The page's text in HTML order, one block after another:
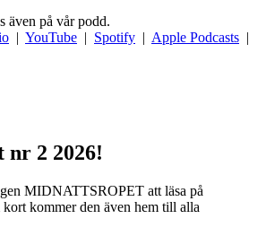
även på vår podd.
| YouTube | Spotify | Apple Podcasts |
2 2026!
MIDNATTSROPET att läsa på
kort kommer den även hem till alla